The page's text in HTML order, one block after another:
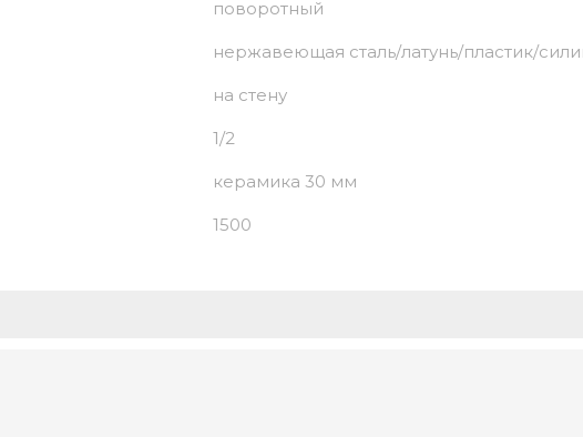
поворотный
нержавеющая сталь/латунь/пластик/
на стену
1/2
керамика 30 мм
1500